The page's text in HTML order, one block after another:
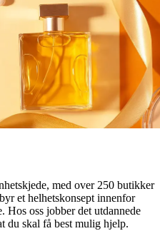
med over 250 butikker
et helhetskonsept innenfor
Hos oss jobber det utdannede
du skal få best mulig hjelp.